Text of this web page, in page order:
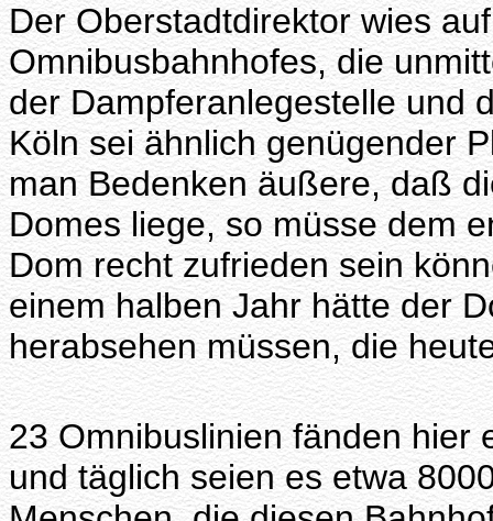
Der Oberstadtdirektor wies
Omnibusbahnhofes, die
der Dampferanlegestelle und
Köln sei ähnlich genügender
man Bedenken äußere, daß
Domes liege, so müsse dem
Dom recht zufrieden sein
einem halben Jahr hätte der
herabsehen müssen, die
23 Omnibuslinien fänden hier
und täglich seien es etwa